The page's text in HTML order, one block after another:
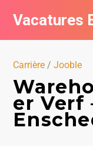
Vacatures
Carrière /Jooble
er Verf
Vacatures per
Nieuwsbrief feed